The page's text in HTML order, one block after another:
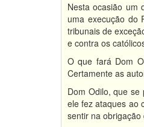
Nesta ocasião um
uma execução do
tribunais de
e contra os
O que fará Dom
Certamente as
Dom Odilo, que
ele fez ataques ao
sentir na obrigação